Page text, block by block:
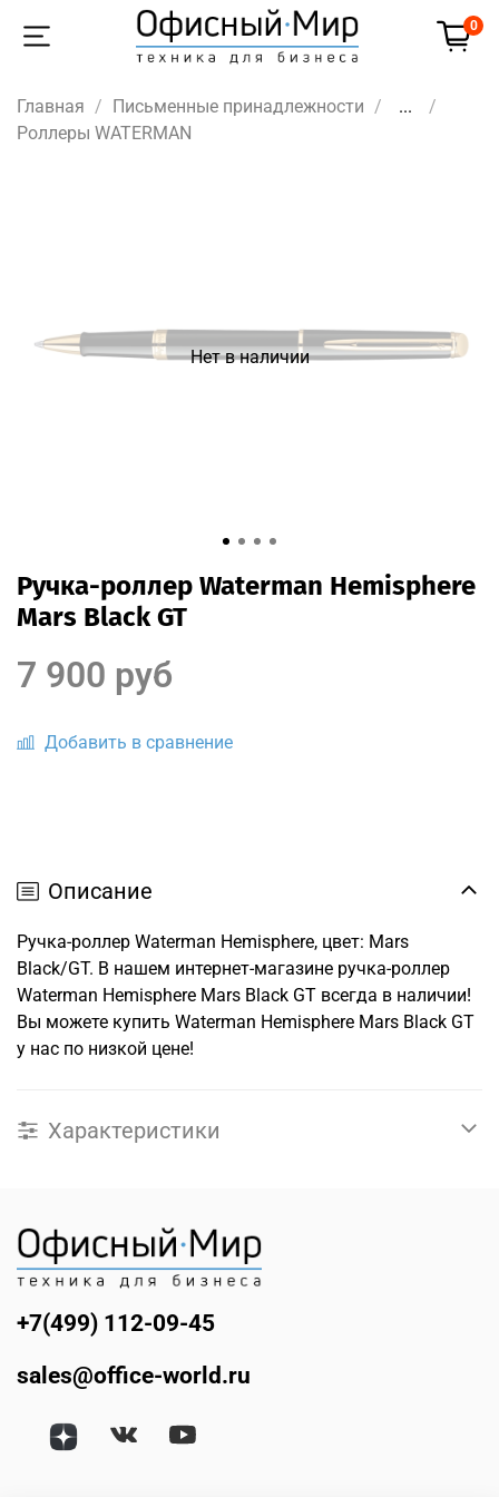
0
Главная Письменные принадлежности
...
Роллеры WATERMAN
Нет в наличии
Ручка-роллер Waterman Hemisphere
Mars Black GT
Добавить в сравнение
7 900 руб
Описание
Ручка-роллер Waterman Hemisphere, цвет: Mars
Black/GT. В нашем интернет-магазине ручка-роллер
Waterman Hemisphere Mars Black GT всегда в наличии!
Вы можете купить Waterman Hemisphere Mars Black GT
у нас по низкой цене!
Характеристики
+7(499) 112-09-45
sales@office-world.ru